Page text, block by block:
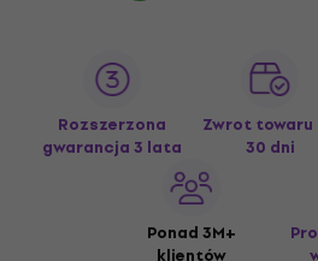
Rozszerzona
gwarancja 3 lata
Zwrot towaru
30 dni
Ponad 3M+
klientów